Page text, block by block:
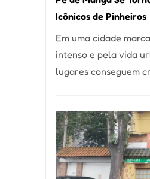
Icônicos de Pinheiros
Em uma cidade
intenso e pela vida
lugares conseguem